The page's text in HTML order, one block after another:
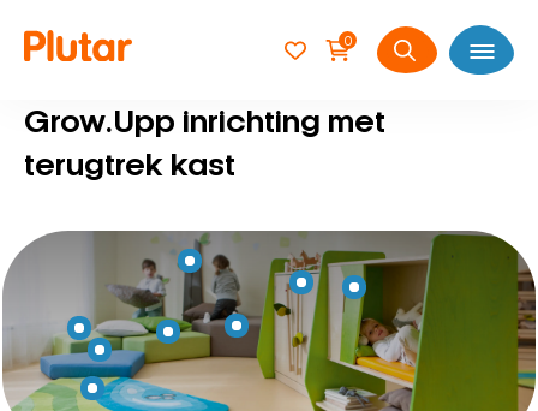
0
Zoeken
Open
Grow.Upp inrichting met
terugtrek kast